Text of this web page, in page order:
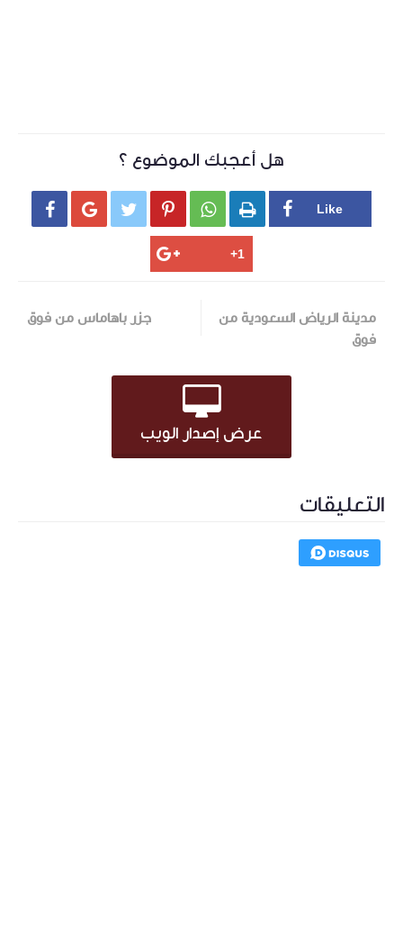
هل أعجبك الموضوع ؟
     
مدينة الرياض السعودية من
فوق
جزر باهاماس من فوق
عرض إصدار الويب
التعليقات